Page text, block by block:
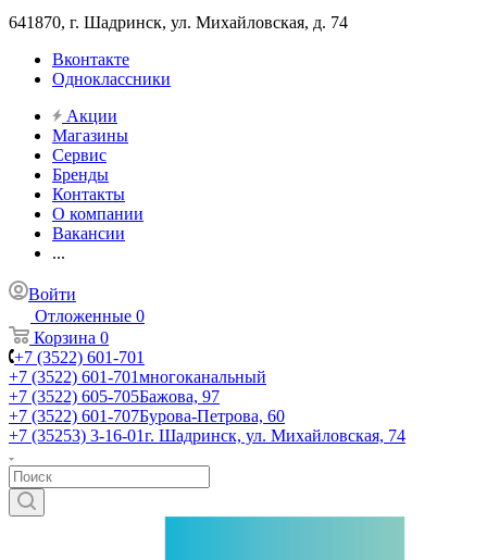
641870, г. Шадринск, ул. Михайловская, д. 74
Вконтакте
Одноклассники
Акции
Магазины
Сервис
Бренды
Контакты
О компании
Вакансии
...
Войти
Отложенные 0
Корзина 0
+7 (3522) 601-701
+7 (3522) 601-701многоканальный
+7 (3522) 605-705Бажова, 97
+7 (3522) 601-707Бурова-Петрова, 60
+7 (35253) 3-16-01г. Шадринск, ул. Михайловская, 74